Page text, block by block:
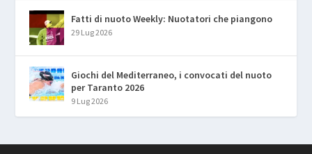
Fatti di nuoto Weekly: Nuotatori che piangono
29 Lug 2026
Giochi del Mediterraneo, i convocati del nuoto
per Taranto 2026
9 Lug 2026